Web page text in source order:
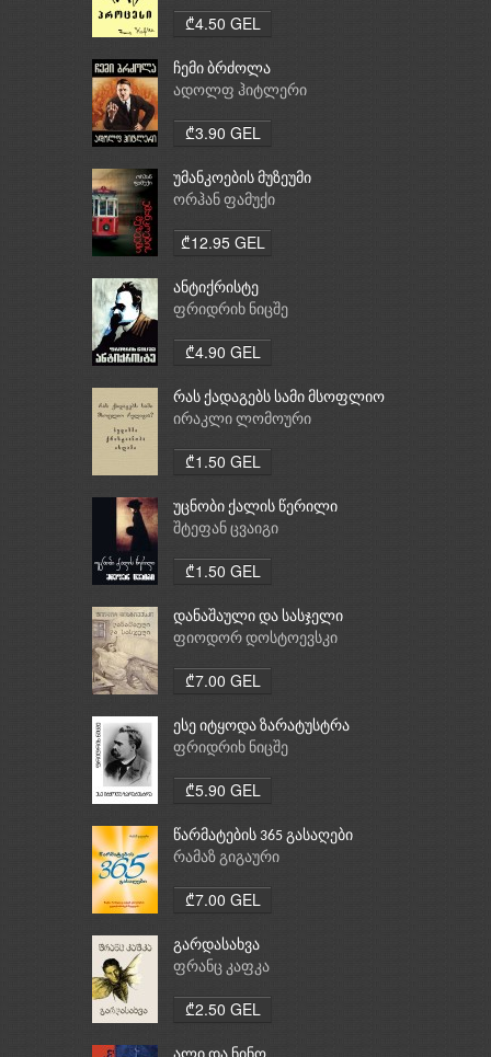
₾4.50 GEL
ჩემი ბრძოლა
ადოლფ ჰიტლერი
₾3.90 GEL
უმანკოების მუზეუმი
ორჰან ფამუქი
₾12.95 GEL
ანტიქრისტე
ფრიდრიხ ნიცშე
₾4.90 GEL
რას ქადაგებს სამი მსოფლიო
რელიგია: ბუდიზმი,
ირაკლი ლომოური
₾1.50 GEL
უცნობი ქალის წერილი
შტეფან ცვაიგი
₾1.50 GEL
დანაშაული და სასჯელი
ფიოდორ დოსტოევსკი
₾7.00 GEL
ესე იტყოდა ზარატუსტრა
ფრიდრიხ ნიცშე
₾5.90 GEL
წარმატების 365 გასაღები
რამაზ გიგაური
₾7.00 GEL
გარდასახვა
ფრანც კაფკა
₾2.50 GEL